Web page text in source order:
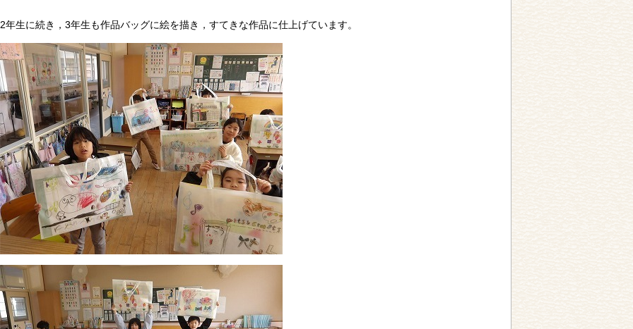
2年生に続き，3年生も作品バッグに絵を描き，すてきな作品に仕上げています。